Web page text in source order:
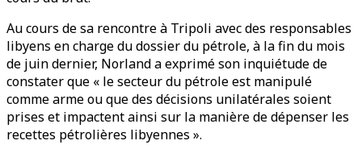
Au cours de sa rencontre à Tripoli avec des responsables
libyens en charge du dossier du pétrole, à la fin du mois
de juin dernier, Norland a exprimé son inquiétude de
constater que « le secteur du pétrole est manipulé
comme arme ou que des décisions unilatérales soient
prises et impactent ainsi sur la manière de dépenser les
recettes pétrolières libyennes ».